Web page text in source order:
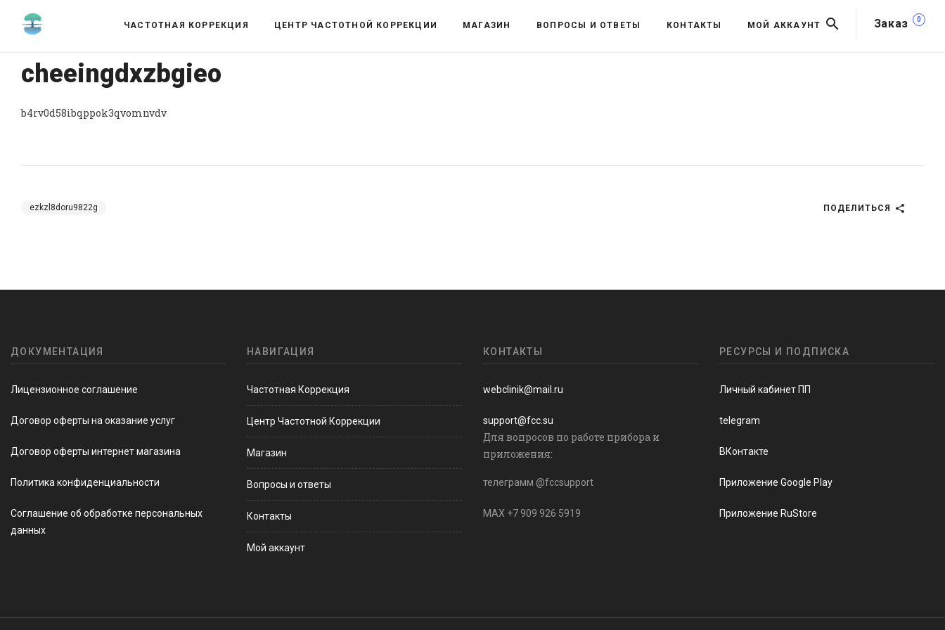
Заказ 0
ЧАСТОТНАЯ КОРРЕКЦИЯ ЦЕНТР ЧАСТОТНОЙ КОРРЕКЦИИ МАГАЗИН ВОПРОСЫ И ОТВЕТЫ КОНТАКТЫ МОЙ АККАУНТ
cheeingdxzbgieo
b4rv0d58ibqppok3qvomnvdv
ezkzl8doru9822g ПОДЕЛИТЬСЯ
ДОКУМЕНТАЦИЯ
Лицензионное соглашение
Договор оферты на оказание услуг
Договор оферты интернет магазина
Политика конфиденциальности
Соглашение об обработке персональных
данных
НАВИГАЦИЯ
Частотная Коррекция
Центр Частотной Коррекции
Магазин
Вопросы и ответы
Контакты
Мой аккаунт
КОНТАКТЫ
webclinik@mail.ru
support@fcc.su
Для вопросов по работе прибора и
приложения:
телеграмм @fccsupport
MAX +7 909 926 5919
РЕСУРСЫ И ПОДПИСКА
Личный кабинет ПП
telegram
ВКонтакте
Приложение Google Play
Приложение RuStore